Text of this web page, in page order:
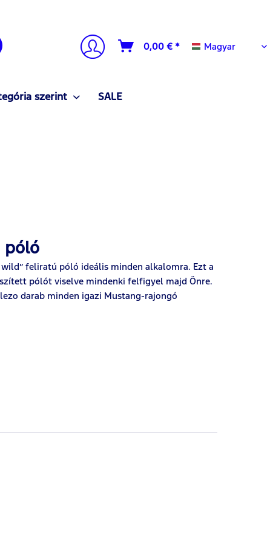
0,00 € * Magyar
Magyar
szerint SALE
póló
wild” feliratú póló ideális minden alkalomra. Ezt a
pólót viselve mindenki felfigyel majd Önre.
darab minden igazi Mustang-rajongó